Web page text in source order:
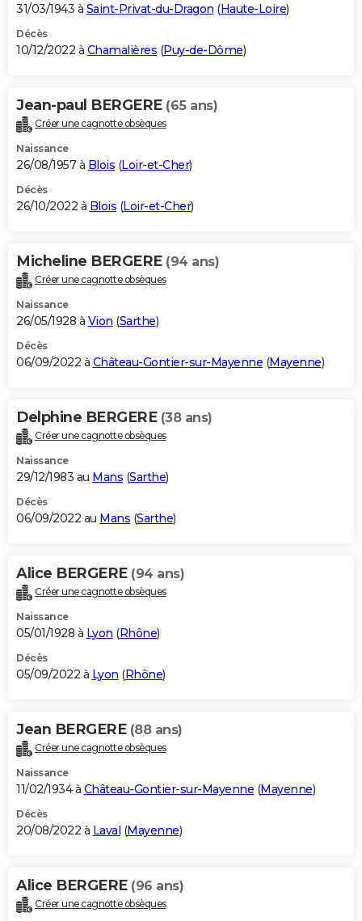
31/03/1943 à Saint-Privat-du-Dragon (Haute-Loire)
Décès
10/12/2022 à Chamalières (Puy-de-Dôme)
Jean-paul BERGERE (65 ans)
Créer une cagnotte obsèques
Naissance
26/08/1957 à Blois (Loir-et-Cher)
Décès
26/10/2022 à Blois (Loir-et-Cher)
Micheline BERGERE (94 ans)
Créer une cagnotte obsèques
Naissance
26/05/1928 à Vion (Sarthe)
Décès
06/09/2022 à Château-Gontier-sur-Mayenne (Mayenne)
Delphine BERGERE (38 ans)
Créer une cagnotte obsèques
Naissance
29/12/1983 au Mans (Sarthe)
Décès
06/09/2022 au Mans (Sarthe)
Alice BERGERE (94 ans)
Créer une cagnotte obsèques
Naissance
05/01/1928 à Lyon (Rhône)
Décès
05/09/2022 à Lyon (Rhône)
Jean BERGERE (88 ans)
Créer une cagnotte obsèques
Naissance
11/02/1934 à Château-Gontier-sur-Mayenne (Mayenne)
Décès
20/08/2022 à Laval (Mayenne)
Alice BERGERE (96 ans)
Créer une cagnotte obsèques